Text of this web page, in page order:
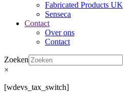
Fabricated Products UK
Senseca
Contact
Over ons
Contact
Zoeken
×
[wdevs_tax_switch]